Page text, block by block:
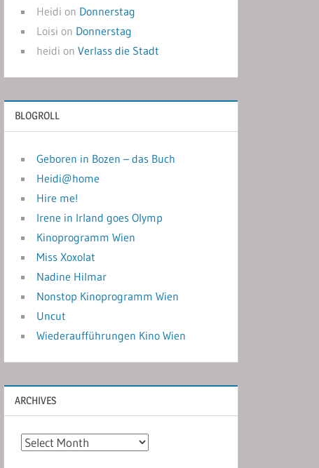
Heidi on Donnerstag
Loisi on Donnerstag
heidi onVerlass die Stadt
BLOGROLL
Geboren in Bozen – das Buch
Heidi@home
Hire me!
Irene in Irland goes Olymp
Kinoprogramm Wien
Miss Xoxolat
Nadine Hilmar
Nonstop Kinoprogramm Wien
Uncut
Wiederaufführungen Kino Wien
ARCHIVES
Archives